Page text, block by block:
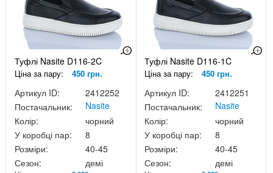
Туфлі Nasite D116-2C
Ціна за пару: 450 грн.
Артикул ID:
2412252
Постачальник:
Nasite
Колір:
чорний
У коробці пар:
8
Розміри:
40-45
Сезон:
демі
Туфлі Nasite D116-1C
Ціна за пару: 450 грн.
Артикул ID:
2412251
Постачальник:
Nasite
Колір:
чорний
У коробці пар:
8
Розміри:
40-45
Сезон:
демі